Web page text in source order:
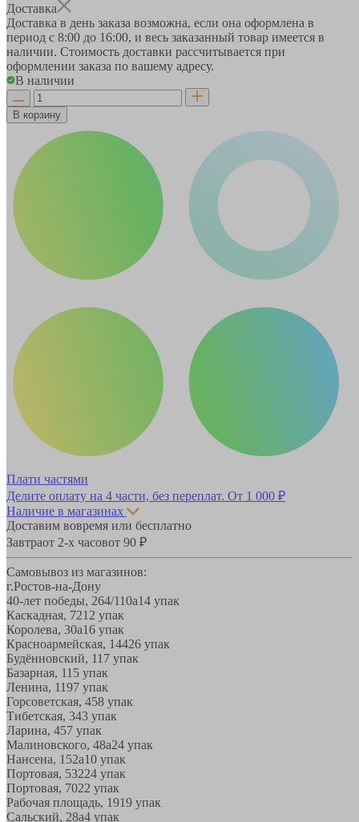
Доставка
Доставка в день заказа возможна, если она оформлена в
период с 8:00 до 16:00, и весь заказанный товар имеется в
наличии. Стоимость доставки рассчитывается при
оформлении заказа по вашему адресу.
В наличии
В корзину
Плати частями
Делите оплату на 4 части, без переплат. От 1 000 ₽
Наличие в магазинах
Доставим вовремя или бесплатно
Завтраот 2-х часовот 90 ₽
Самовывоз из магазинов:
г.Ростов-на-Дону
40-лет победы, 264/110а14 упак
Каскадная, 7212 упак
Королева, 30а16 упак
Красноармейская, 14426 упак
Будённовский, 11 7 упак
Базарная, 11 5 упак
Ленина, 1197 упак
Горсоветская, 458 упак
Тибетская, 343 упак
Ларина, 457 упак
Малиновского, 48а24 упак
Нансена, 152а10 упак
Портовая, 53224 упак
Портовая, 7022 упак
Рабочая площадь, 1919 упак
Сальский, 28a4 упак